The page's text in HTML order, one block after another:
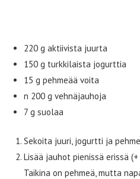
220 g aktiivista juurta
150 g turkkilaista jogurttia
15 g pehmeää voita
n 200 g vehnäjauhoja
7 g suolaa
Sekoita juuri, jogurtti ja
Lisää jauhot pienissä erissä
Taikina on pehmeä, mutta